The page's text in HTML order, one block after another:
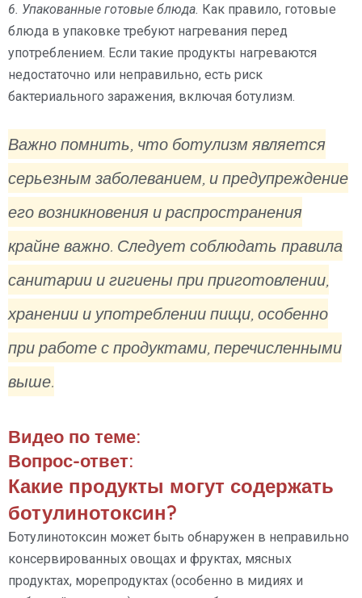
6. Упакованные готовые блюда. Как правило, готовые
блюда в упаковке требуют нагревания перед
употреблением. Если такие продукты нагреваются
недостаточно или неправильно, есть риск
бактериального заражения, включая ботулизм.
Важно помнить, что ботулизм является
серьезным заболеванием, и предупреждение
его возникновения и распространения
крайне важно. Следует соблюдать правила
санитарии и гигиены при приготовлении,
хранении и употреблении пищи, особенно
при работе с продуктами, перечисленными
выше.
Видео по теме:
Вопрос-ответ:
Какие продукты могут содержать
ботулинотоксин?
Ботулинотоксин может быть обнаружен в неправильно
консервированных овощах и фруктах, мясных
продуктах, морепродуктах (особенно в мидиях и